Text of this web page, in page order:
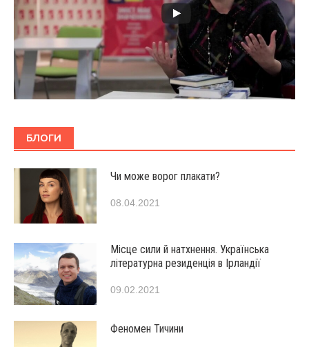
БЛОГИ
Чи може ворог плакати?
08.04.2021
Місце сили й натхнення. Українська
літературна резиденція в Ірландії
09.02.2021
Феномен Тичини